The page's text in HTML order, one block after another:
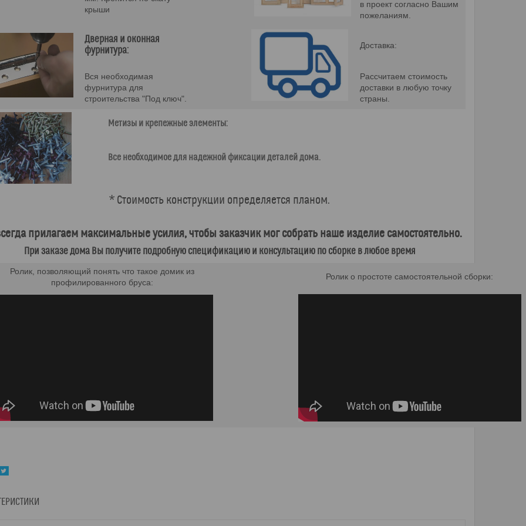
крыши
в проект согласно Вашим
пожеланиям.
Дверная и оконная
фурнитура:
Доставка:
Вся необходимая
фурнитура для
строительства "Под ключ".
Рассчитаем стоимость
доставки в любую точку
страны.
Метизы и крепежные элементы:
Все необходимое для надежной фиксации деталей дома.
* Стоимость конструкции определяется планом.
прилагаем максимальные усилия, чтобы заказчик мог собрать наше изделие самостоятельно.
При заказе дома Вы получите подробную спецификацию и консультацию по сборке в любое время
Ролик, позволяющий понять что такое домик из
профилированного бруса:
Ролик о простоте самостоятельной сборки: